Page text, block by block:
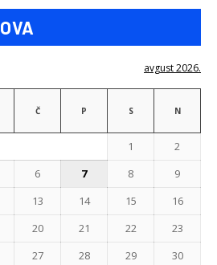
avgust 2026.
Č P S N
1
2
6 7 8
9
13 14 15
16
20 21 22
23
27 28 29 30